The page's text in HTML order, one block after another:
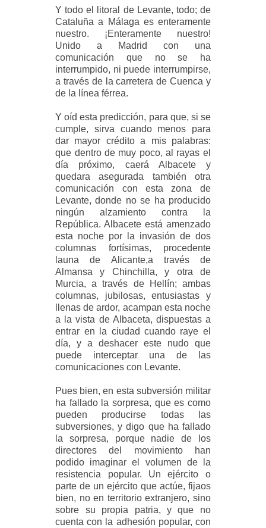
Y todo el litoral de Levante, todo; de
Cataluña a Málaga es enteramente
nuestro. ¡Enteramente nuestro!
Unido a Madrid con una
comunicación que no se ha
interrumpido, ni puede interrumpirse,
a través de la carretera de Cuenca y
de la línea férrea.
Y oíd esta predicción, para que, si se
cumple, sirva cuando menos para
dar mayor crédito a mis palabras:
que dentro de muy poco, al rayas el
día próximo, caerá Albacete y
quedara asegurada también otra
comunicación con esta zona de
Levante, donde no se ha producido
ningún alzamiento contra la
República. Albacete está amenzado
esta noche por la invasión de dos
columnas fortísimas, procedente
launa de Alicante,a través de
Almansa y Chinchilla, y otra de
Murcia, a través de Hellín; ambas
columnas, jubilosas, entusiastas y
llenas de ardor, acampan esta noche
a la vista de Albaceta, dispuestas a
entrar en la ciudad cuando raye el
día, y a deshacer este nudo que
puede interceptar una de las
comunicaciones con Levante.
Pues bien, en esta subversión militar
ha fallado la sorpresa, que es como
pueden producirse todas las
subversiones, y digo que ha fallado
la sorpresa, porque nadie de los
directores del movimiento han
podido imaginar el volumen de la
resistencia popular. Un ejército o
parte de un ejército que actúe, fijaos
bien, no en territorio extranjero, sino
sobre su propia patria, y que no
cuenta con la adhesión popular, con